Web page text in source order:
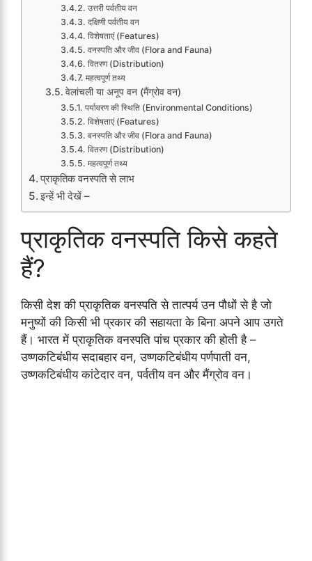
उत्तरी पर्वतीय वन
दक्षिणी पर्वतीय वन
विशेषताएं (Features)
वनस्पति और जीव (Flora and Fauna)
वितरण (Distribution)
महत्वपूर्ण तथ्य
वेलांचली या अनूप वन (मैंग्रोव वन)
पर्यावरण की स्थिति (Environmental Conditions)
विशेषताएं (Features)
वनस्पति और जीव (Flora and Fauna)
वितरण (Distribution)
महत्वपूर्ण तथ्य
प्राकृतिक वनस्पति से लाभ
इन्हें भी देखें –
प्राकृतिक वनस्पति किसे कहते
हैं?
किसी देश की प्राकृतिक वनस्पति से तात्पर्य उन पौधों से है जो
मनुष्यों की किसी भी प्रकार की सहायता के बिना अपने आप उगते
हैं। भारत में प्राकृतिक वनस्पति पांच प्रकार की होती है –
उष्णकटिबंधीय सदाबहार वन, उष्णकटिबंधीय पर्णपाती वन,
उष्णकटिबंधीय कांटेदार वन, पर्वतीय वन और मैंग्रोव वन।